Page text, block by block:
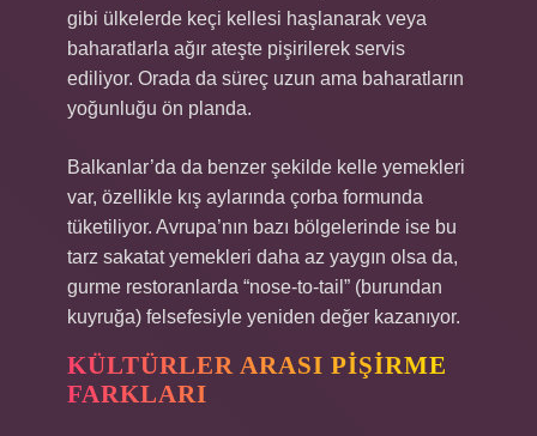
gibi ülkelerde keçi kellesi haşlanarak veya
baharatlarla ağır ateşte pişirilerek servis
ediliyor. Orada da süreç uzun ama baharatların
yoğunluğu ön planda.
Balkanlar’da da benzer şekilde kelle yemekleri
var, özellikle kış aylarında çorba formunda
tüketiliyor. Avrupa’nın bazı bölgelerinde ise bu
tarz sakatat yemekleri daha az yaygın olsa da,
gurme restoranlarda “nose-to-tail” (burundan
kuyruğa) felsefesiyle yeniden değer kazanıyor.
KÜLTÜRLER ARASI PIŞIRME
FARKLARI